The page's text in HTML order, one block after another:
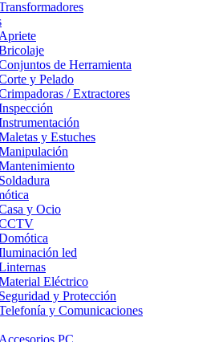
Apriete
de Herramienta
y Pelado
/ Extractores
y Estuches
Soldadura
y Ocio
led
Eléctrico
Seguridad y Protección
y Comunicaciones
Accesorios PC